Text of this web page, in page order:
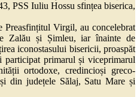
PSS Iuliu Hossu sfințea biserica,
Preasfințitul Virgil, au concelebrat
Zalău și Șimleu, iar înainte de
iconostasului bisericii, proaspăt
primarul și viceprimarul
ortodoxe, credincioși greco-
din județele Sălaj, Satu Mare și